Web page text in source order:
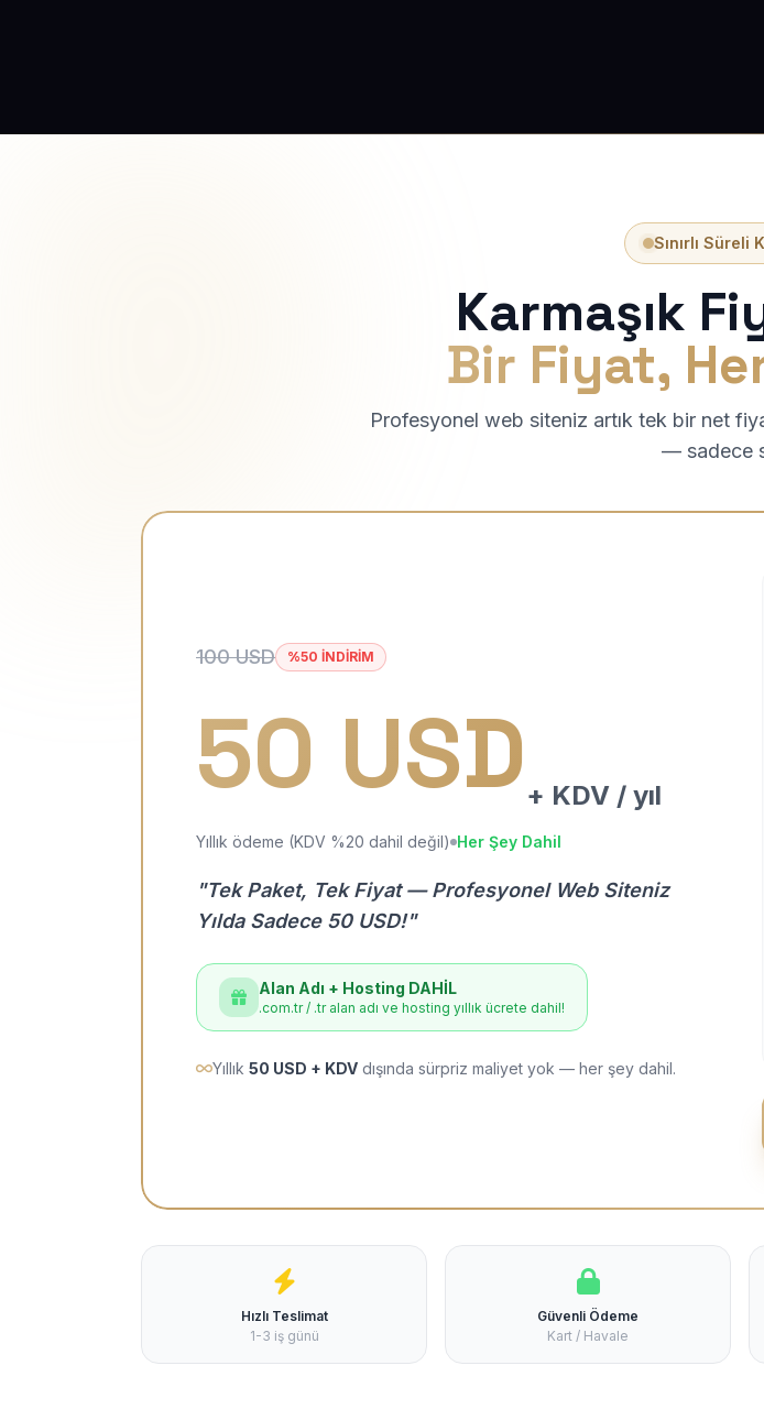
Sınırlı Süreli
Karmaşık
Bir Fiyat,
Profesyonel web siteniz artık tek bir net
— sadece
100 USD %50 İNDİRİM
50 USD + KDV / yıl
Yıllık ödeme (KDV %20 dahil değil) Her Şey Dahil
"Tek Paket, Tek Fiyat — Profesyonel Web Siteniz
Yılda Sadece 50 USD!"
Alan Adı + Hosting DAHİL
.com.tr / .tr alan adı ve hosting yıllık ücrete dahil!
Yıllık 50 USD + KDV dışında sürpriz maliyet yok — her şey dahil.
Hızlı Teslimat
1-3 iş günü
Güvenli Ödeme
Kart / Havale